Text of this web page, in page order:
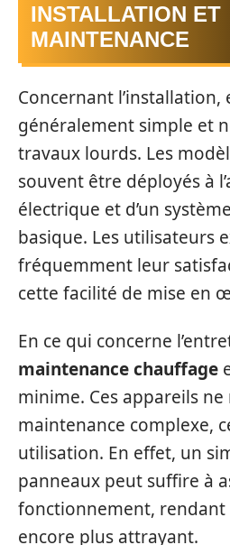
INSTALLATION ET
MAINTENANCE
Concernant l’installation,
généralement simple et
travaux lourds. Les
souvent être déployés à
électrique et d’un
basique. Les utilisateurs
fréquemment leur
cette facilité de mise en
En ce qui concerne
maintenance chauffage
minime. Ces appareils
maintenance complexe,
utilisation. En effet, un
panneaux peut suffire à
fonctionnement, rendant
encore plus attrayant.